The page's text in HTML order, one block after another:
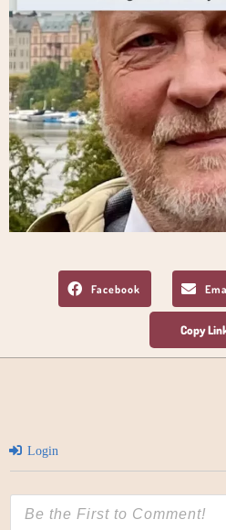
Facebook
Login